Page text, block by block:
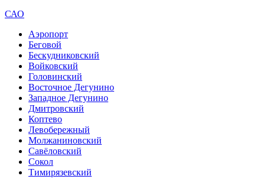
САО
Аэропорт
Беговой
Бескудниковский
Войковский
Головинский
Восточное Дегунино
Западное Дегунино
Дмитровский
Коптево
Левобережный
Молжаниновский
Савёловский
Сокол
Тимирязевский